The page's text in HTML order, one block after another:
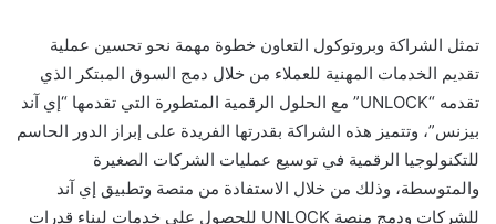
تمثل الشراكة وبروتوكول التعاون خطوة مهمة نحو تحسين عملية
تقديم الخدمات المهنية للعملاء من خلال دمج السوق المبتكر الذي
تقدمه “UNLOCK” مع الحلول الرقمية المتطورة التي تقدمها “إي آند
بيزنس”، وتتميز هذه الشراكة بقدرتها الفريدة على إبراز الدور الحاسم
للتكنولوجيا الرقمية في توسيع عمليات الشركات الصغيرة
والمتوسطة، وذلك من خلال الاستفادة من منصة وتطبيق إي آند
للشركات ودمج منصة UNLOCK للحصول على خدمات لبناء قدرات